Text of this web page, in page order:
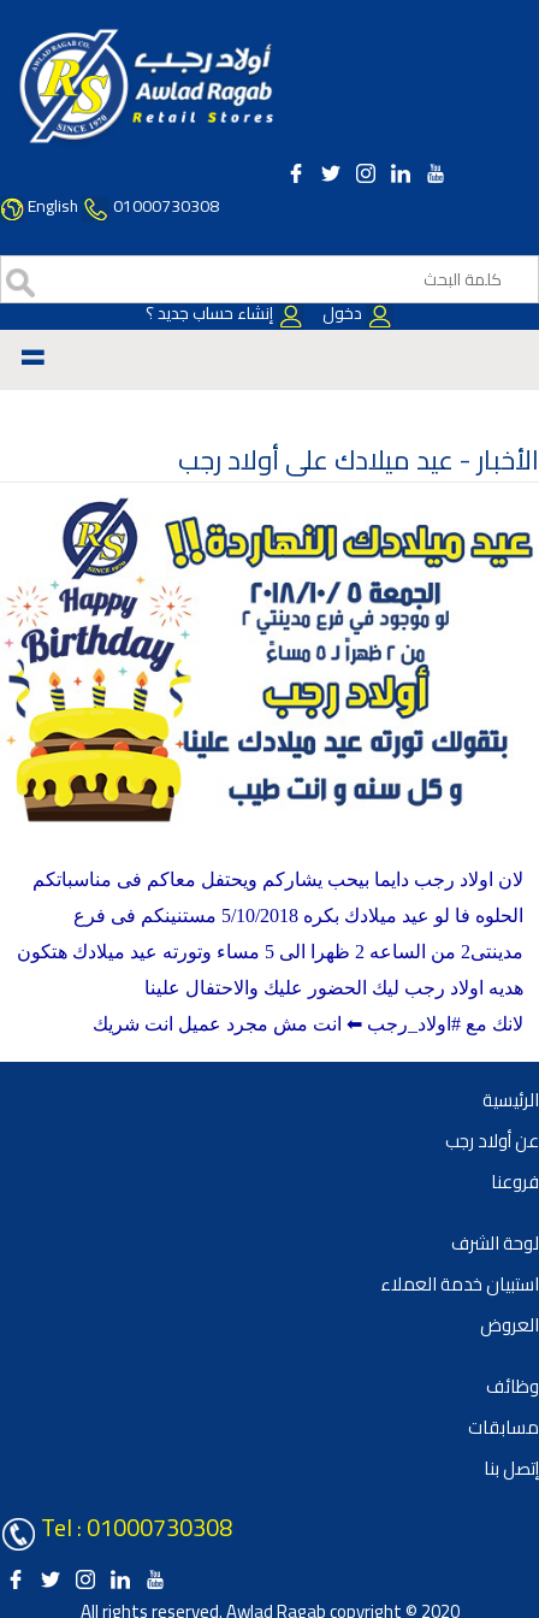
English 01000730308
دخول إنشاء حساب جديد ؟ =
الأخبار -عيد ميلادك على أولاد رجب
لان اولاد رجب دايما بيحب يشاركم ويحتفل معاكم فى مناسباتكم
الحلوه فا لو عيد ميلادك بكره 5/10/2018 مستنينكم فى فرع
مدينتى2 من الساعه 2 ظهرا الى 5 مساء وتورته عيد ميلادك هتكون
هديه اولاد رجب ليك الحضور عليك والاحتفال علينا
لانك مع #اولاد_رجب ⬅ انت مش مجرد عميل انت شريك
الرئيسية
عن أولاد رجب
فروعنا
لوحة الشرف
استبيان خدمة العملاء
العروض
وظائف
مسابقات
إتصل بنا
Tel : 01000730308